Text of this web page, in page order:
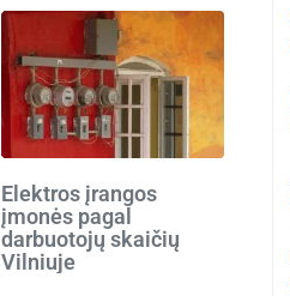
Elektros įrangos
įmonės pagal
darbuotojų skaičių
Vilniuje